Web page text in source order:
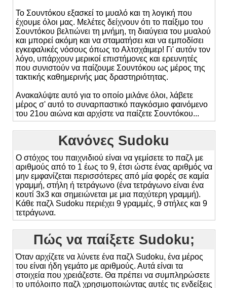
Το Σουντόκου εξασκεί το μυαλό και τη λογική που
έχουμε όλοι μας. Μελέτες δείχνουν ότι το παίξιμο του
Σουντόκου βελτιώνει τη μνήμη, τη διαύγεια του μυαλού
και μπορεί ακόμη και να σταματήσει και να εμποδίσει
εγκεφαλικές νόσους όπως το Αλτσχάιμερ! Γι' αυτόν τον
λόγο, υπάρχουν μερικοί επιστήμονες και ερευνητές
που συνιστούν να παίζουμε Σουντόκου ως μέρος της
τακτικής καθημερινής μας δραστηριότητας.
Ανακαλύψτε αυτό για το οποίο μιλάνε όλοι, λάβετε
μέρος σ' αυτό το συναρπαστικό παγκόσμιο φαινόμενο
του 21ου αιώνα και αρχίστε να παίζετε Σουντόκου...
Κανόνες Sudoku
Ο στόχος του παιχνιδιού είναι να γεμίσετε το παζλ με
αριθμούς από το 1 έως το 9, έτσι ώστε ένας αριθμός να
μην εμφανίζεται περισσότερες από μία φορές σε καμία
γραμμή, στήλη ή τετράγωνο (ένα τετράγωνο είναι ένα
κουτί 3x3 και σημειώνεται με μια παχύτερη γραμμή).
Κάθε παζλ Sudoku περιέχει 9 γραμμές, 9 στήλες και 9
τετράγωνα.
Πώς να παίξετε Sudoku;
Όταν αρχίζετε να λύνετε ένα παζλ Sudoku, ένα μέρος
του είναι ήδη γεμάτο με αριθμούς. Αυτά είναι τα
στοιχεία που χρειάζεστε. Θα πρέπει να συμπληρώσετε
το υπόλοιπο παζλ χρησιμοποιώντας αυτές τις ενδείξεις